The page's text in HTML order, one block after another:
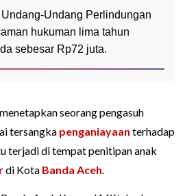
Undang Perlindungan
hukuman lima tahun
sebesar Rp72 juta.
seorang pengasuh
tersangka penganiayaan terhadap
terjadi di tempat penitipan anak
di Kota Banda Aceh.